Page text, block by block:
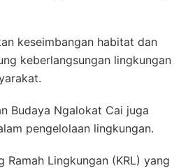
keseimbangan habitat dan
keberlangsungan lingkungan
Budaya Ngalokat Cai juga
pengelolaan lingkungan.
Ramah Lingkungan (KRL) yang